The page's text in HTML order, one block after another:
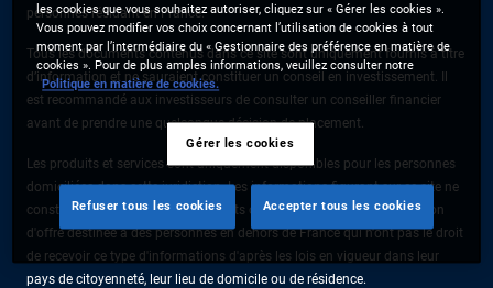
personnes résidant en France.
Tous les documents contenus dans ce site sont uniquement fournis à titre
d’information et ne sauraient constituer un conseil en investissement. Il
est recommandé aux investisseurs de consulter un conseiller financier
avant de prendre une quelconque décision de placement.
Les produits et services sont uniquement disponibles pour les personnes
domiciliées dans cette juridiction. Les informations figurant sur ce site ne
constituent pas une offre de produits ou de services ni une sollicitation
d'offre destinée à des personnes en dehors de France qui n'ont pas le droit
de recevoir ce type d'informations d'après les lois en vigueur dans leur
pays de citoyenneté, leur lieu de domicile ou de résidence.
les cookies que vous souhaitez autoriser, cliquez sur « Gérer les cookies ».
Vous pouvez modifier vos choix concernant l’utilisation de cookies à tout
moment par l’intermédiaire du « Gestionnaire des préférence en matière de
cookies ». Pour de plus amples informations, veuillez consulter notre
Politique en matière de cookies.
Gérer les cookies
Refuser tous les cookies Accepter tous les cookies